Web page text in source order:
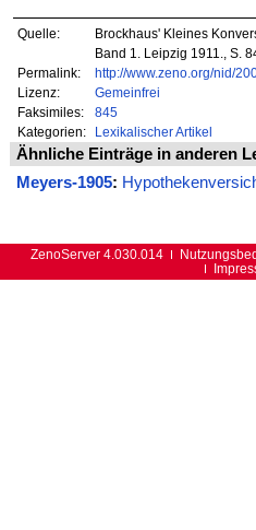
Quelle:
Brockhaus' Kleines
Band 1. Leipzig 1911., S.
Permalink:
http://www.zeno.org/nid/
Lizenz:
Gemeinfrei
Faksimiles:
845
Kategorien:
Lexikalischer Artikel
Ähnliche Einträge in anderen
Meyers-1905:
ZenoServer 4.030.014